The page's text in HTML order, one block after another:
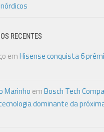
RECENTES
emHisense conquista 6
Marinho emBosch Tech
dominante da